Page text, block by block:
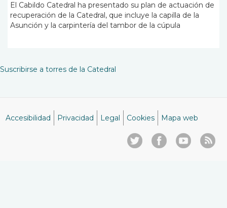
El Cabildo Catedral ha presentado su plan de actuación de
recuperación de la Catedral, que incluye la capilla de la
Asunción y la carpintería del tambor de la cúpula
Suscribirse a torres de la Catedral
Accesibilidad Privacidad Legal Cookies Mapa web